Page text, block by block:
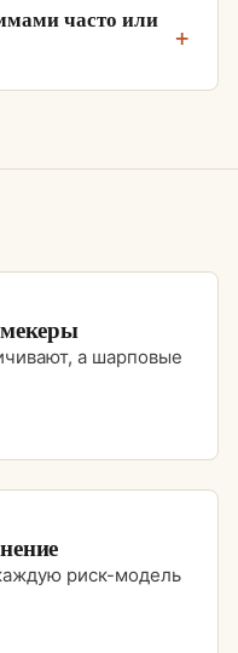
часто или
а шарповые
риск-модель